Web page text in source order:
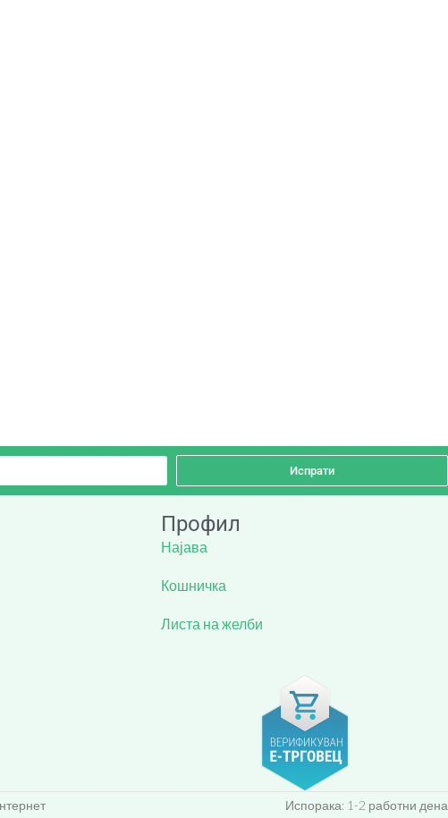
Испрати
Профил
Најава
Кошничка
Листа на желби
Испорака: 1-2 работни дена